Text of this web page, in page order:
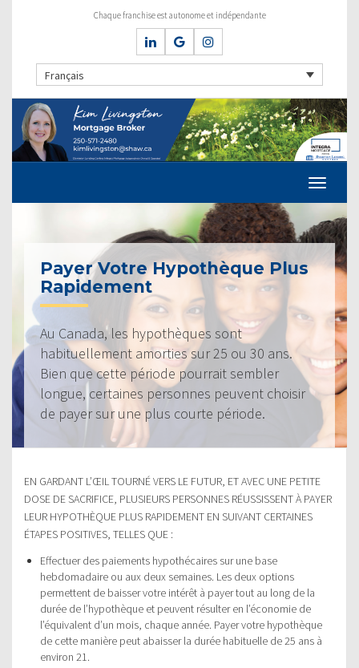
Chaque franchise est autonome et indépendante
Français
Payer Votre Hypothèque Plus
Rapidement
Au Canada, les hypothèques sont
habituellement amorties sur 25 ou 30 ans.
Bien que cette période pourrait sembler
longue, certaines personnes peuvent choisir
de payer sur une plus courte période.
EN GARDANT L’ŒIL TOURNÉ VERS LE FUTUR, ET AVEC UNE PETITE
DOSE DE SACRIFICE, PLUSIEURS PERSONNES RÉUSSISSENT À PAYER
LEUR HYPOTHÈQUE PLUS RAPIDEMENT EN SUIVANT CERTAINES
ÉTAPES POSITIVES, TELLES QUE :
Effectuer des paiements hypothécaires sur une base
hebdomadaire ou aux deux semaines. Les deux options
permettent de baisser votre intérêt à payer tout au long de la
durée de l’hypothèque et peuvent résulter en l’économie de
l’équivalent d’un mois, chaque année. Payer votre hypothèque
de cette manière peut abaisser la durée habituelle de 25 ans à
environ 21.